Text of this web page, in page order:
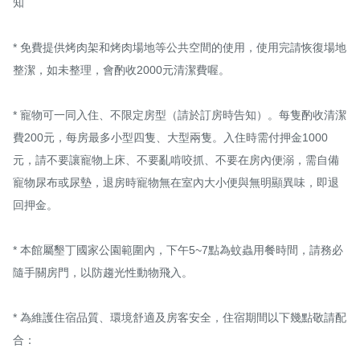
* 免費提供烤肉架和烤肉場地等公共空間的使用，使用完請恢復場地
整潔，如未整理，會酌收2000元清潔費喔。
* 寵物可一同入住、不限定房型（請於訂房時告知）。每隻酌收清潔
費200元，每房最多小型四隻、大型兩隻。入住時需付押金1000
元，請不要讓寵物上床、不要亂啃咬抓、不要在房內便溺，需自備
寵物尿布或尿墊，退房時寵物無在室內大小便與無明顯異味，即退
回押金。
* 本館屬墾丁國家公園範圍內，下午5~7點為蚊蟲用餐時間，請務必
隨手關房門，以防趨光性動物飛入。
* 為維護住宿品質、環境舒適及房客安全，住宿期間以下幾點敬請配
合：